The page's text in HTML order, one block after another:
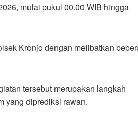
mulai pukul 00.00 WIB hingga
Kronjo dengan melibatkan
tersebut merupakan langkah
yang diprediksi rawan.